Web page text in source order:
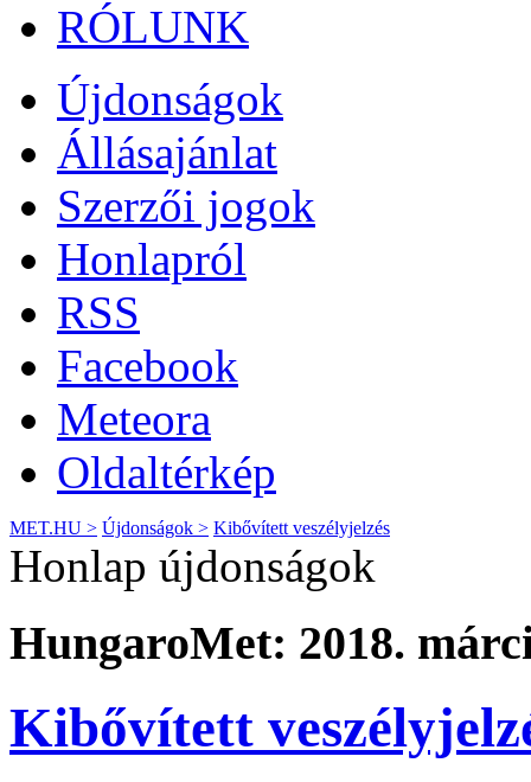
RÓLUNK
Újdonságok
Állásajánlat
Szerzői jogok
Honlapról
RSS
Facebook
Meteora
Oldaltérkép
MET.HU > Újdonságok > Kibővített veszélyjelzés
Honlap újdonságok
HungaroMet: 2018.
Kibővített